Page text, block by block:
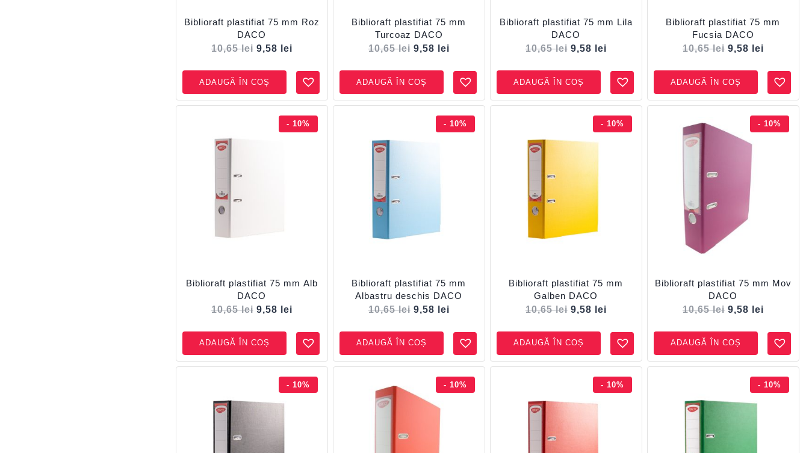
Biblioraft plastifiat 75 mm Roz
DACO
10,65lei 9,58 lei
ADAUGĂ ÎN COȘ
Biblioraft plastifiat 75 mm
Turcoaz DACO
10,65lei 9,58 lei
ADAUGĂ ÎN COȘ
Biblioraft plastifiat 75 mm Lila
DACO
10,65lei 9,58 lei
ADAUGĂ ÎN COȘ
Biblioraft plastifiat 75 mm
Fucsia DACO
10,65lei 9,58 lei
ADAUGĂ ÎN COȘ
- 10%
Biblioraft plastifiat 75 mm Alb
DACO
10,65lei 9,58 lei
ADAUGĂ ÎN COȘ
- 10%
Biblioraft plastifiat 75 mm
Albastru deschis DACO
10,65lei 9,58 lei
ADAUGĂ ÎN COȘ
- 10%
Biblioraft plastifiat 75 mm
Galben DACO
10,65lei 9,58 lei
ADAUGĂ ÎN COȘ
- 10%
Biblioraft plastifiat 75 mm Mov
DACO
10,65lei 9,58 lei
ADAUGĂ ÎN COȘ
- 10% - 10% - 10% - 10%